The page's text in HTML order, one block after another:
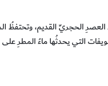
العصرِ الحجريِّ القديم،
التي يحدثُها ماءُ المطرِ